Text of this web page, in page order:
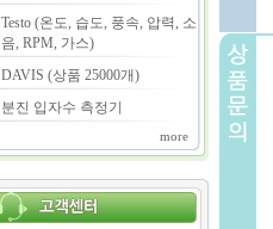
Testo (온도, 습도, 풍속, 압력, 소
음, RPM, 가스)
DAVIS (상품 25000개)
분진 입자수 측정기
more